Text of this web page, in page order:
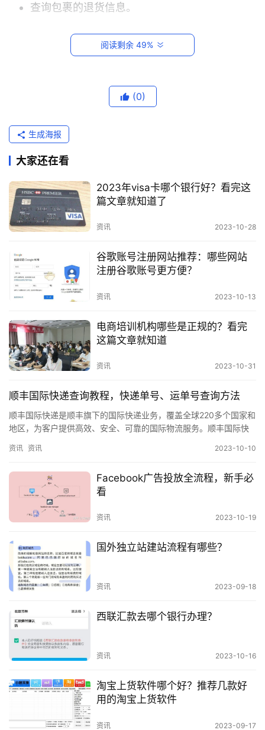
跨
电
平
台
讯
查询包裹的退货信息。
天马物流单号查询系统的使用方法
入包裹单号即可查询物流信息。包裹单号是天马物流
为每件货物分配的唯一编号，通常由13位数字组成。
天马物流单号查询系统的优点
天马物流单号查询系统具有以下优点：
查询速度快捷，用户可以快速查询到包裹的物流
信息。
信息。
使用方式简单，用户只需输入单号即可查询物流
天马物流单号查询系统的使用注意事项
天马物流单号查询系统的使用注意事项如下：
输入的单号必须是天马物流的单号。
单号输入错误会导致查询不到物流信息。
流信息可能与实际情况不符。
美国天马物流单号查询系统是客户查询包裹物流信息
的重要渠道。该系统功能全面、使用简单，为客户提
供了便利的查询服务。
阅读剩余 49%
(0)
生成海报
大家还在看
2023年visa卡哪个银行好？看完这
篇文章就知道了
资讯 2023-10-28
谷歌账号注册网站推荐：哪些网站
注册谷歌账号更方便？
资讯 2023-10-13
电商培训机构哪些是正规的？看完
这篇文章就知道
资讯 2023-10-31
顺丰国际快递查询教程，快递单号、运单号查询方法
顺丰国际快递是顺丰旗下的国际快递业务，覆盖全球220多个国家和
地区，为客户提供高效、安全、可靠的国际物流服务。顺丰国际快
径。…
资讯 资讯 2023-10-10
Facebook广告投放全流程，新手必
看
资讯 2023-10-19
国外独立站建站流程有哪些？
资讯 2023-09-18
西联汇款去哪个银行办理？
资讯 2023-10-16
淘宝上货软件哪个好？推荐几款好
用的淘宝上货软件
资讯 2023-09-17